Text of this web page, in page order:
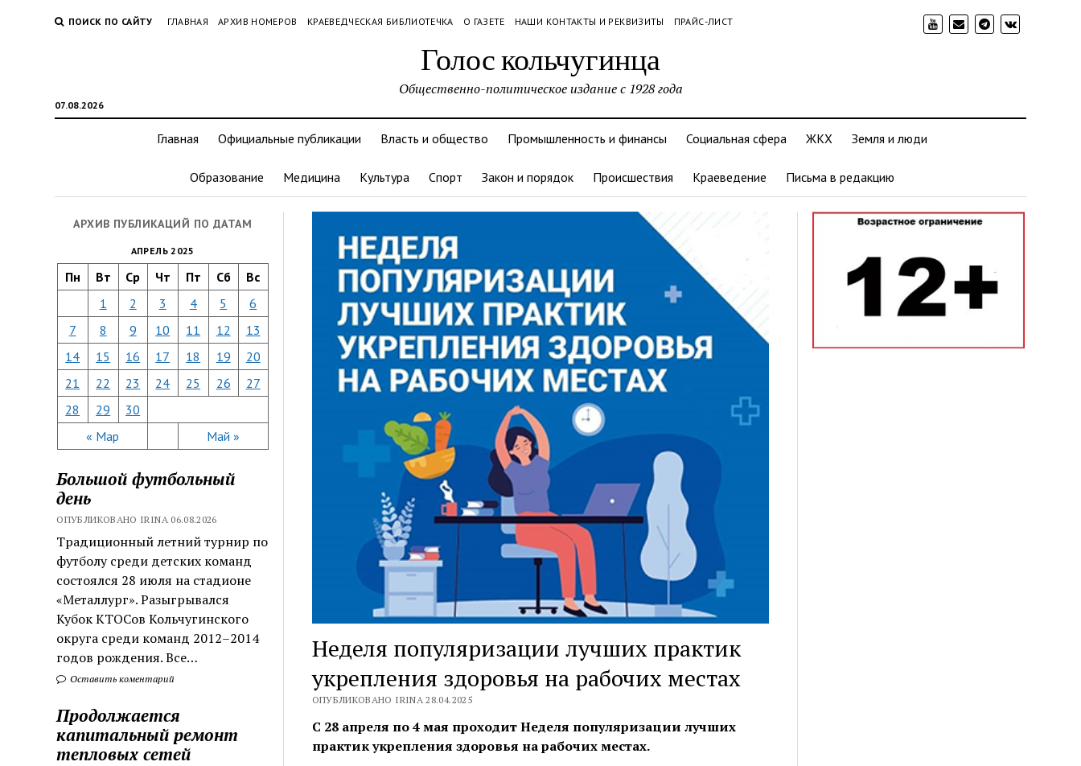
ПОИСК ПО САЙТУ ГЛАВНАЯ АРХИВ НОМЕРОВ КРАЕВЕДЧЕСКАЯ БИБЛИОТЕЧКА О ГАЗЕТЕ НАШИ КОНТАКТЫ И РЕКВИЗИТЫ ПРАЙС-ЛИСТ
Голос кольчугинца
07.08.2026
Общественно-политическое издание с 1928 года
Главная Официальные публикации Власть и общество Промышленность и финансы Социальная сфера ЖКХ Земля и люди
Образование Медицина Культура Спорт Закон и порядок Происшествия Краеведение Письма в редакцию
АРХИВ ПУБЛИКАЦИЙ ПО ДАТАМ
АПРЕЛЬ 2025
Пн Вт Ср Чт Пт Сб Вс
« Мар Май »
1 2 3 4 5
6
7
8 9 10 11 12
13
14
15 16 17 18 19
20
21
22 23 24 25 26
27
28
29 30
Большой футбольный
день
ОПУБЛИКОВАНО IRINA 06.08.2026
Традиционный летний турнир по
футболу среди детских команд
состоялся 28 июля на стадионе
«Металлург». Разыгрывался
Кубок КТОСов Кольчугинского
округа среди команд 2012–2014
годов рождения. Все…
Оставить коментарий
Продолжается
капитальный ремонт
тепловых сетей
Неделя популяризации лучших практик
укрепления здоровья на рабочих местах
ОПУБЛИКОВАНО IRINA 28.04.2025
С 28 апреля по 4 мая проходит Неделя популяризации лучших
практик укрепления здоровья на рабочих местах.